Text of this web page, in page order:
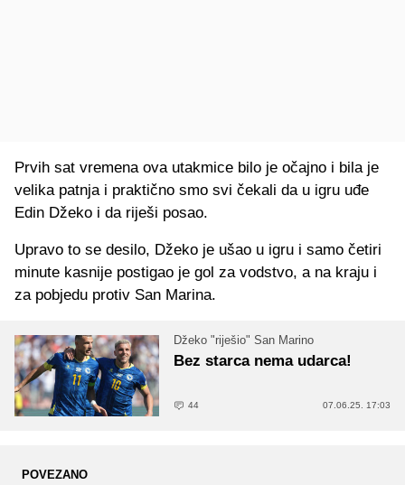
Prvih sat vremena ova utakmice bilo je očajno i bila je
velika patnja i praktično smo svi čekali da u igru uđe
Edin Džeko i da riješi posao.
Upravo to se desilo, Džeko je ušao u igru i samo četiri
minute kasnije postigao je gol za vodstvo, a na kraju i
za pobjedu protiv San Marina.
Džeko "riješio" San Marino
Bez starca nema udarca!
44 07.06.25. 17:03
POVEZANO